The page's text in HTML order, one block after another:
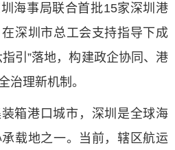
海事局联合首批15家深圳港
深圳市总工会支持指导下成
引”落地，构建政企协同、港
治理新机制。
箱港口城市，深圳是全球海
载地之一。当前，辖区航运